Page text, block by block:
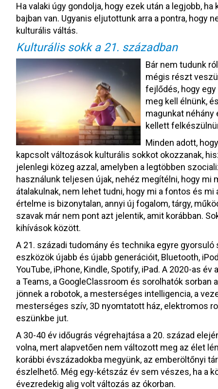
Ha valaki úgy gondolja, hogy ezek után a legjobb,
bajban van. Ugyanis eljutottunk arra a pontra, hogy
kulturális váltás.
Kulturális sokk a 21. században
Bár nem tudunk
mégis részt
fejlődés, hogy
meg kell élnünk,
magunkat néhány
kellett
Minden adott,
kapcsolt változások kulturális sokkot okozzanak,
jelenlegi közeg azzal, amelyben a legtöbben
használunk teljesen újak, nehéz megítélni, hogy mi
átalakulnak, nem lehet tudni, hogy mi a fontos és
értelme is bizonytalan, annyi új fogalom, tárgy,
szavak már nem pont azt jelentik, amit korábban.
kihívások között.
A 21. századi tudomány és technika egyre
eszközök újabb és újabb generációit, Bluetooth,
YouTube, iPhone, Kindle, Spotify, iPad. A 2020-as
a Teams, a GoogleClassroom és sorolhatók sorban
jönnek a robotok, a mesterséges intelligencia, a
mesterséges szív, 3D nyomtatott ház, elektromos
eszünkbe jut.
A 30-40 év időugrás végrehajtása a 20. század
volna, mert alapvetően nem változott meg az élet
korábbi évszázadokba megyünk, az emberöltőnyi
észlelhető. Még egy-kétszáz év sem vészes, ha a
évezredekig alig volt változás az ókorban.